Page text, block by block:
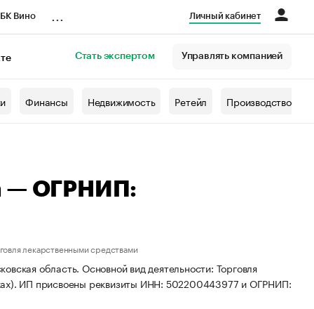
Вино Личный кабинет
Стать экспертом Управлять компанией
Финансы Недвижимость Ретейл Производство
— ОГРНИП:
лекарственными средствами
область. Основной вид деятельности: Торговля
ИП присвоены реквизиты ИНН: 502200443977 и ОГРНИП: